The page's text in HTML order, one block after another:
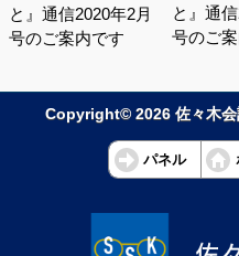
と』通信2020年2月
号のご案内です
と』通
号のご
Copyright© 2026 佐々木
パネル